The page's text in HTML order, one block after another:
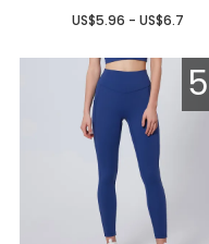
US$5.96 - US$6.7